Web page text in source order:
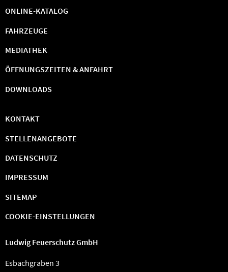
ONLINE-KATALOG
FAHRZEUGE
MEDIATHEK
ÖFFNUNGSZEITEN & ANFAHRT
DOWNLOADS
KONTAKT
STELLENANGEBOTE
DATENSCHUTZ
IMPRESSUM
SITEMAP
COOKIE-EINSTELLUNGEN
Ludwig Feuerschutz GmbH
Esbachgraben 3